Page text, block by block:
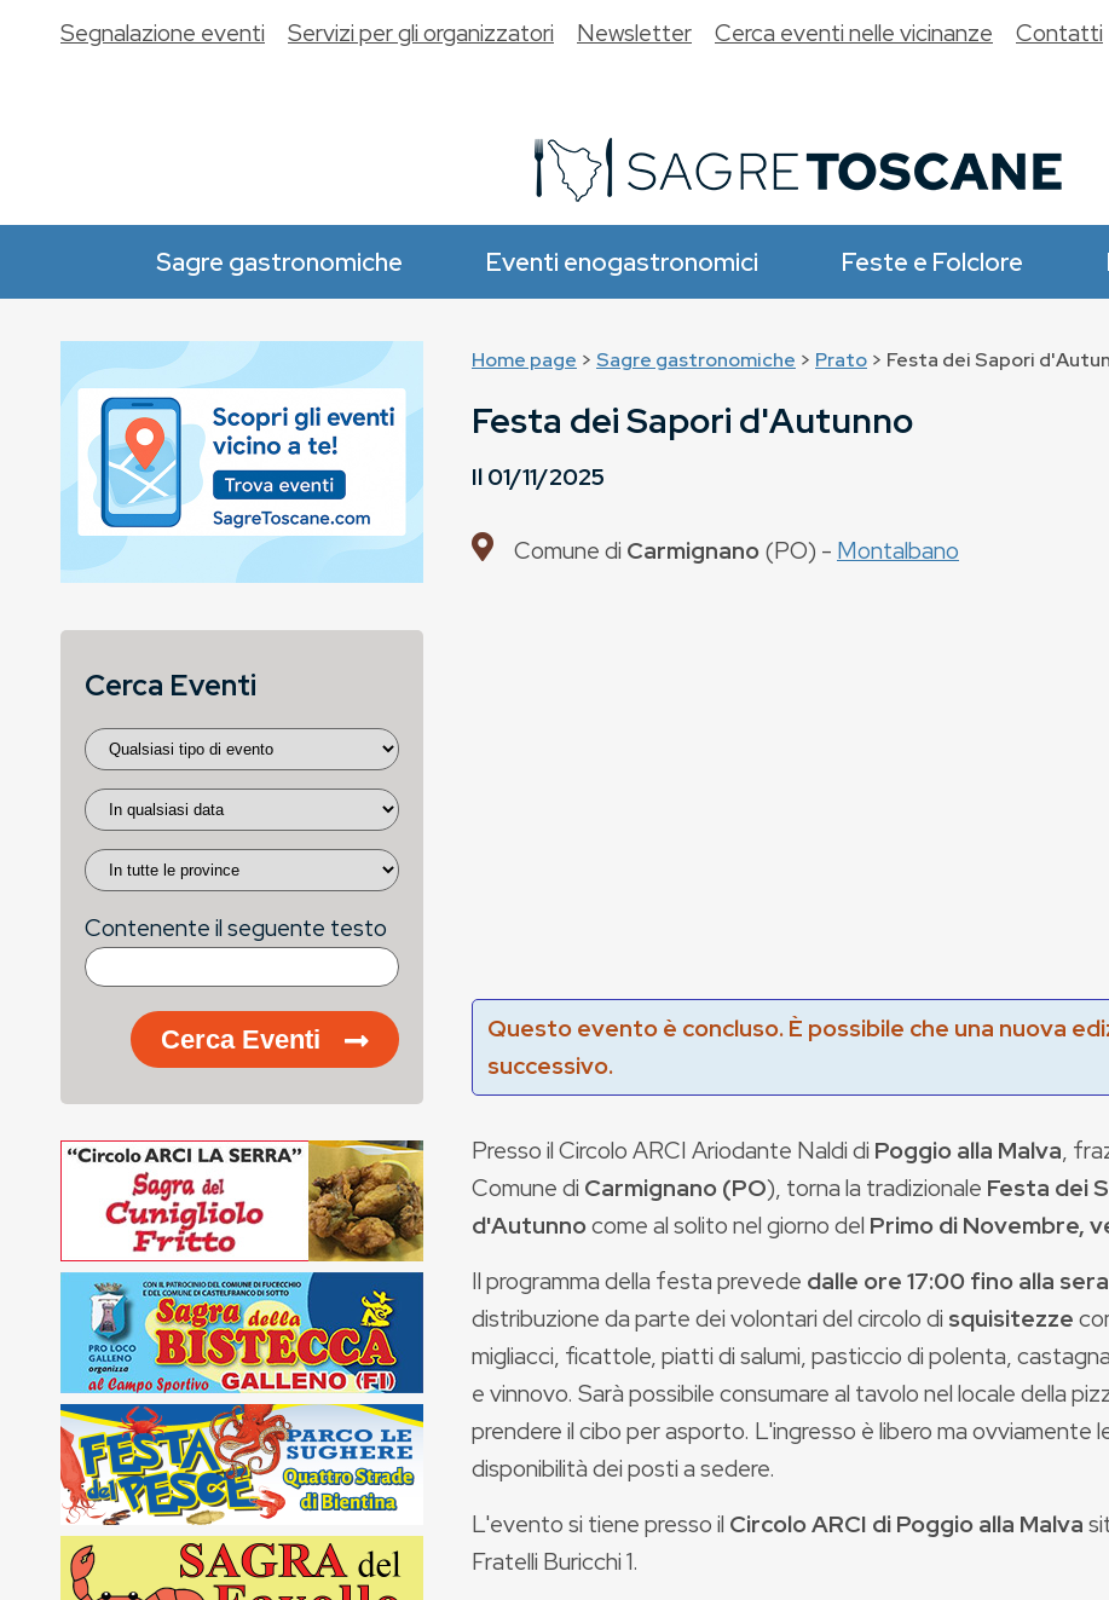
Sagre gastronomiche Eventi enogastronomici Feste e Folclore
Segnalazione eventi Servizi per gli organizzatori Newsletter Cerca eventi nelle vicinanze Contatti
Home page > Sagre gastronomiche > Prato > Festa dei Sapori
Festa dei Sapori d'Autunno
Il01/11/2025
Comune di Carmignano(PO) - Montalbano
Questo evento è concluso. È possibile che una nuova
successivo.
Presso il Circolo ARCI Ariodante Naldi di Poggio alla Malva,
Comune di Carmignano (PO), torna la tradizionale Festa dei
d'Autunnocome al solito nel giorno del Primo di Novembre,
Il programma della festa prevede dalle ore 17:00 fino alla sera
distribuzione da parte dei volontari del circolo di squisitezze
migliacci, ficattole, piatti di salumi, pasticcio di polenta,
e vinnovo. Sarà possibile consumare al tavolo nel locale della
prendere il cibo per asporto. L'ingresso è libero ma ovviamente
disponibilità dei posti a sedere.
L'evento si tiene presso il Circolo ARCI di Poggio alla Malva
Fratelli Buricchi 1.
Cerca Eventi
Contenente il seguente testo
Cerca Eventi